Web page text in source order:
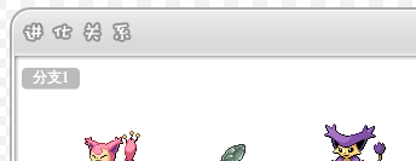
分支1